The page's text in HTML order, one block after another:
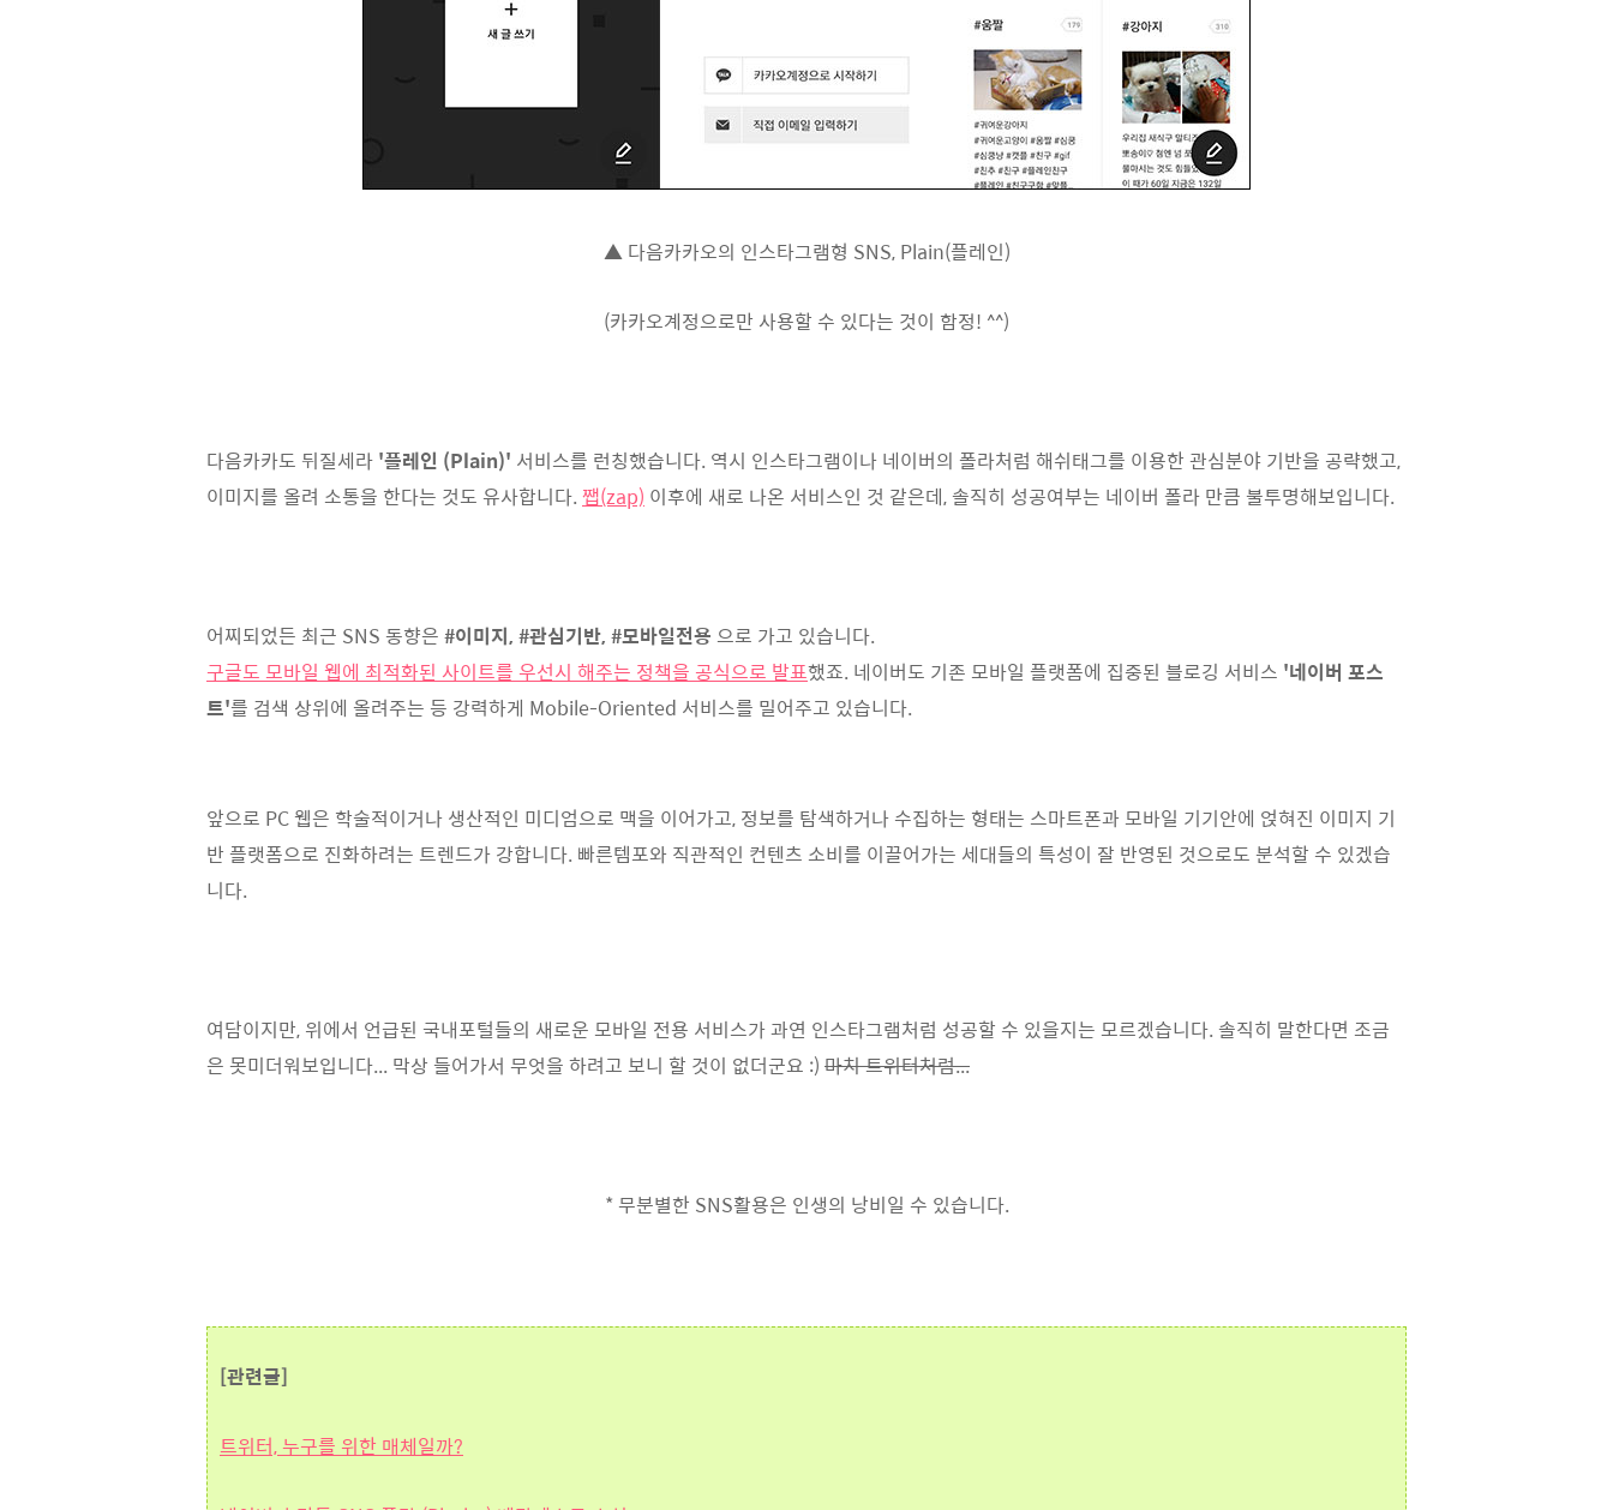
▲ 다음카카오의 인스타그램형 SNS, Plain(플레인)
(카카오계정으로만 사용할 수 있다는 것이 함정! ^^)
다음카카도 뒤질세라 '플레인 (Plain)' 서비스를 런칭했습니다. 역시 인스타그램이나 네이버의 폴라처럼 해쉬태그를 이용한 관심분야 기반을 공략했고,
이미지를 올려 소통을 한다는 것도 유사합니다. 쨉(zap) 이후에 새로 나온 서비스인 것 같은데, 솔직히 성공여부는 네이버 폴라 만큼 불투명해보입니다.
어찌되었든 최근 SNS 동향은 #이미지, #관심기반, #모바일전용 으로 가고 있습니다.
구글도 모바일 웹에 최적화된 사이트를 우선시 해주는 정책을 공식으로 발표했죠. 네이버도 기존 모바일 플랫폼에 집중된 블로깅 서비스 '네이버 포스
트'를 검색 상위에 올려주는 등 강력하게 Mobile-Oriented 서비스를 밀어주고 있습니다.
앞으로 PC 웹은 학술적이거나 생산적인 미디엄으로 맥을 이어가고, 정보를 탐색하거나 수집하는 형태는 스마트폰과 모바일 기기안에 얹혀진 이미지 기
반 플랫폼으로 진화하려는 트렌드가 강합니다. 빠른템포와 직관적인 컨텐츠 소비를 이끌어가는 세대들의 특성이 잘 반영된 것으로도 분석할 수 있겠습
니다.
여담이지만, 위에서 언급된 국내포털들의 새로운 모바일 전용 서비스가 과연 인스타그램처럼 성공할 수 있을지는 모르겠습니다. 솔직히 말한다면 조금
은 못미더워보입니다... 막상 들어가서 무엇을 하려고 보니 할 것이 없더군요 :) 마치 트위터처럼...
* 무분별한 SNS활용은 인생의 낭비일 수 있습니다.
[관련글]
트위터, 누구를 위한 매체일까?